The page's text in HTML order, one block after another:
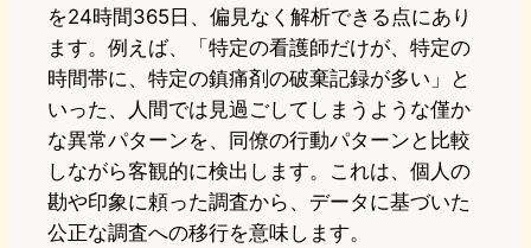
を24時間365日、偏見なく解析できる点にあり
ます。例えば、「特定の看護師だけが、特定の
時間帯に、特定の鎮痛剤の破棄記録が多い」と
いった、人間では見過ごしてしまうような僅か
な異常パターンを、同僚の行動パターンと比較
しながら客観的に検出します。これは、個人の
勘や印象に頼った調査から、データに基づいた
公正な調査への移行を意味します。